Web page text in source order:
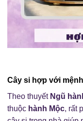
Cây si hợp với
Theo thuyết Ngũ
thuộc hành Mộc, rất